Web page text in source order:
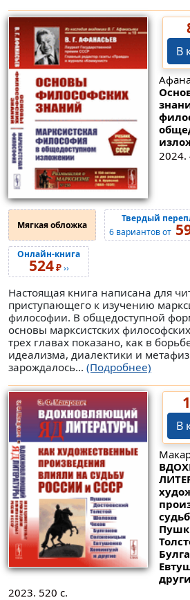
В
2024.
Мягкая обложка
Твердый
6 вариантов от
Онлайн-книга
524₽››
Настоящая книга написана для
приступающего к изучению
философии. В общедоступной
основы марксистских
трех главах показано, как в
идеализма, диалектики и
зарождалось... (Подробнее)
В
2023. 520 с.